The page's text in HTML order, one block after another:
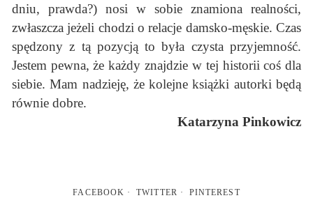
dniu, prawda?) nosi w sobie znamiona realności,
zwłaszcza jeżeli chodzi o relacje damsko-męskie. Czas
spędzony z tą pozycją to była czysta przyjemność.
Jestem pewna, że każdy znajdzie w tej historii coś dla
siebie. Mam nadzieję, że kolejne książki autorki będą
równie dobre.
Katarzyna Pinkowicz
FACEBOOK TWITTER PINTEREST